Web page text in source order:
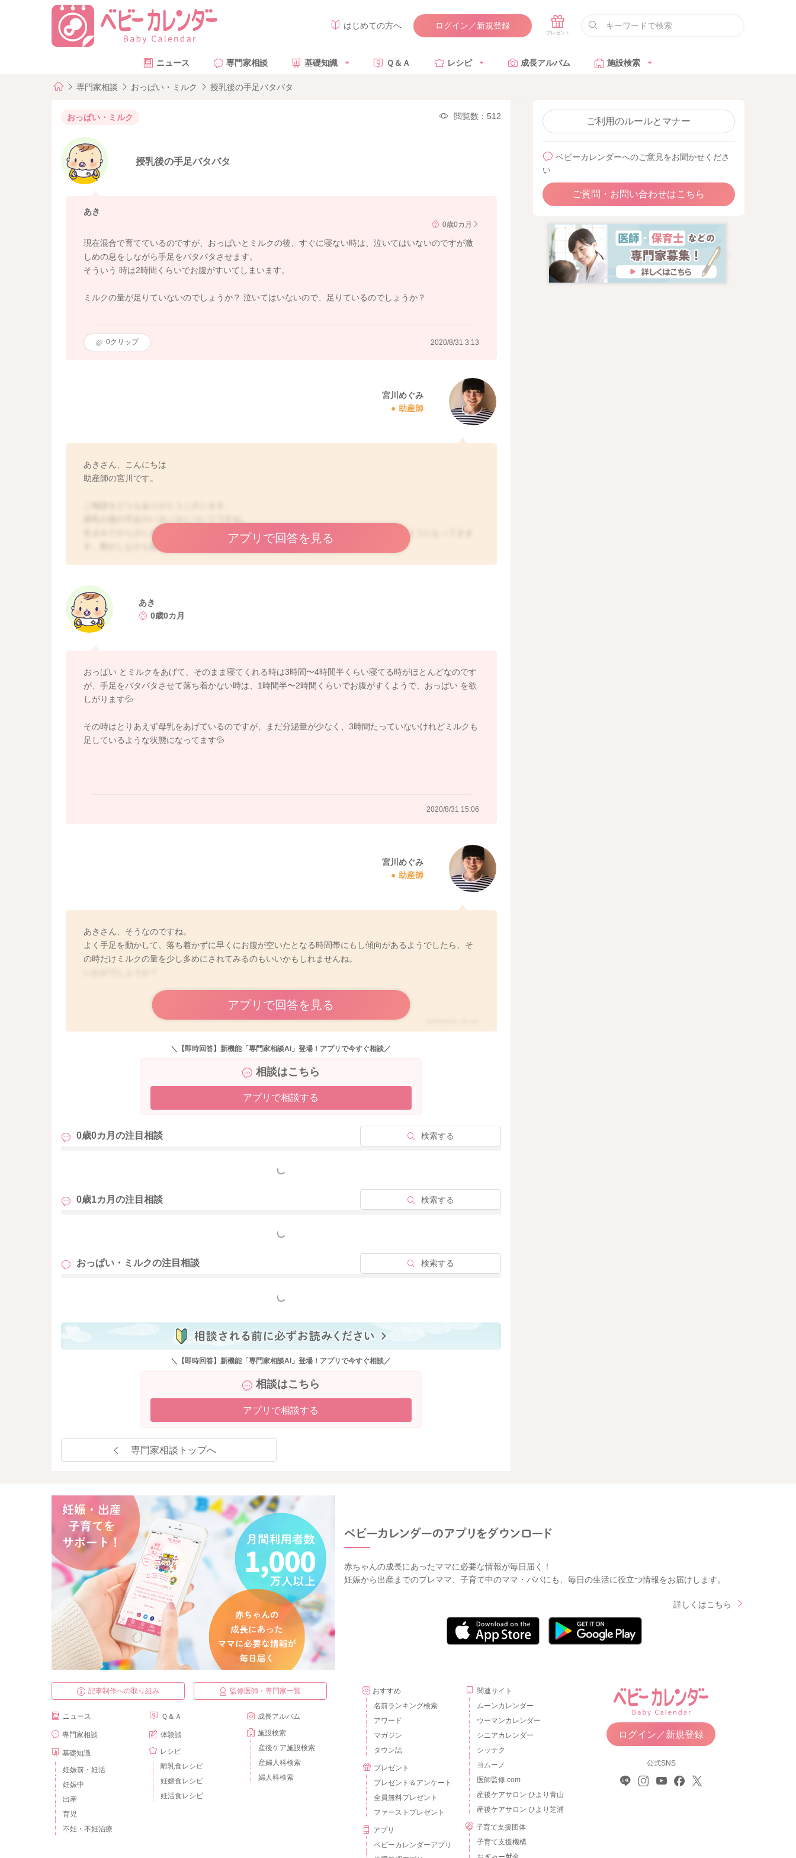
はじめての方へ ログイン／新規登録
ニュース 専門家相談 基礎知識 Ｑ＆Ａ レシピ 成長アルバム 施設検索
専門家相談 おっぱい・ミルク 授乳後の手足バタバタ
おっぱい・ミルク 閲覧数：512
授乳後の手足バタバタ
あき
0歳0カ月
現在混合で育てているのですが、おっぱいとミルクの後、すぐに寝ない時は、泣いてはいないのですが激
しめの息をしながら手足をバタバタさせます。
そういう 時は2時間くらいでお腹がすいてしまいます。
ミルクの量が足りていないのでしょうか？ 泣いてはいないので、足りているのでしょうか？
0クリップ 2020/8/31 3:13
宮川めぐみ
助産師
あきさん、こんにちは
助産師の宮川です。
生まれてから少しずつ起きている時間は長くなっていくと思います。その分体も動かすようになってきま
す。動かしながら筋トレをしている状態になりますよ。
てあげてもらい、そうしても欲しがることが多くなっているようでしたら、少しミルク量を増やしてみる
のもいいかもしれません。
今はまだ満腹中枢も未形成になりますので、疲れたり、眠たくなるまで欲しがることは多いかと思います
よかったら参考になさってみてください。
どうぞよろしくお願いします。
アプリで回答を見る
あき
0歳0カ月
おっぱい とミルクをあげて、そのまま寝てくれる時は3時間〜4時間半くらい寝てる時がほとんどなのです
が、手足をバタバタさせて落ち着かない時は、1時間半〜2時間くらいでお腹がすくようで、おっぱい を欲
しがります💦
その時はとりあえず母乳をあげているのですが、まだ分泌量が少なく、3時間たっていないけれどミルクも
足しているような状態になってます💦
2020/8/31 15:06
宮川めぐみ
助産師
あきさん、そうなのですね。
よく手足を動かして、落ち着かずに早くにお腹が空いたとなる時間帯にもし傾向があるようでしたら、そ
の時だけミルクの量を少し多めにされてみるのもいいかもしれませんね。
アプリで回答を見る
＼【即時回答】新機能「専門家相談AI」登場！アプリで今すぐ相談／
相談はこちら
アプリで相談する
0歳0カ月の注目相談 検索する
もっと見る
0歳1カ月の注目相談 検索する
もっと見る
おっぱい・ミルクの注目相談 検索する
もっと見る
＼【即時回答】新機能「専門家相談AI」登場！アプリで今すぐ相談／
相談はこちら
アプリで相談する
専門家相談トップへ
ご利用のルールとマナー
ベビーカレンダーへのご意見をお聞かせくださ
い
ご質問・お問い合わせはこちら
赤ちゃんの成長にあったママに必要な情報が毎日届く！
妊娠から出産までのプレママ、子育て中のママ・パパにも、毎日の生活に役立つ情報をお届けします。
詳しくはこちら
記事制作への取り組み 監修医師・専門家一覧
ニュース
専門家相談
基礎知識
妊娠前・妊活
妊娠中
出産
育児
不妊・不妊治療
Ｑ＆Ａ
体験談
レシピ
離乳食レシピ
妊娠食レシピ
妊活食レシピ
成長アルバム
施設検索
産後ケア施設検索
産婦人科検索
婦人科検索
おすすめ
名前ランキング検索
アワード
マガジン
タウン誌
プレゼント
プレゼント＆アンケート
全員無料プレゼント
ファーストプレゼント
アプリ
ベビーカレンダーアプリ
関連サイト
ムーンカレンダー
ウーマンカレンダー
シニアカレンダー
シッテク
ヨムーノ
医師監修.com
産後ケアサロン ひより青山
産後ケアサロン ひより芝浦
子育て支援団体
子育て支援機構
ログイン／新規登録
公式SNS